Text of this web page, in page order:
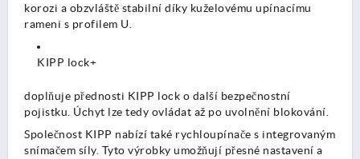
korozi a obzvláště stabilní díky kuželovému upínacímu
rameni s profilem U.
KIPP lock+
doplňuje přednosti KIPP lock o další bezpečnostní
pojistku. Úchyt lze tedy ovládat až po uvolnění blokování.
Společnost KIPP nabízí také rychloupínače s integrovaným
snímačem síly. Tyto výrobky umožňují přesné nastavení a